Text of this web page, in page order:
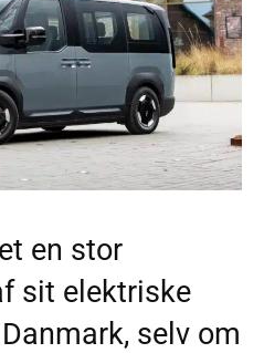
en stor
sit elektriske
selv om